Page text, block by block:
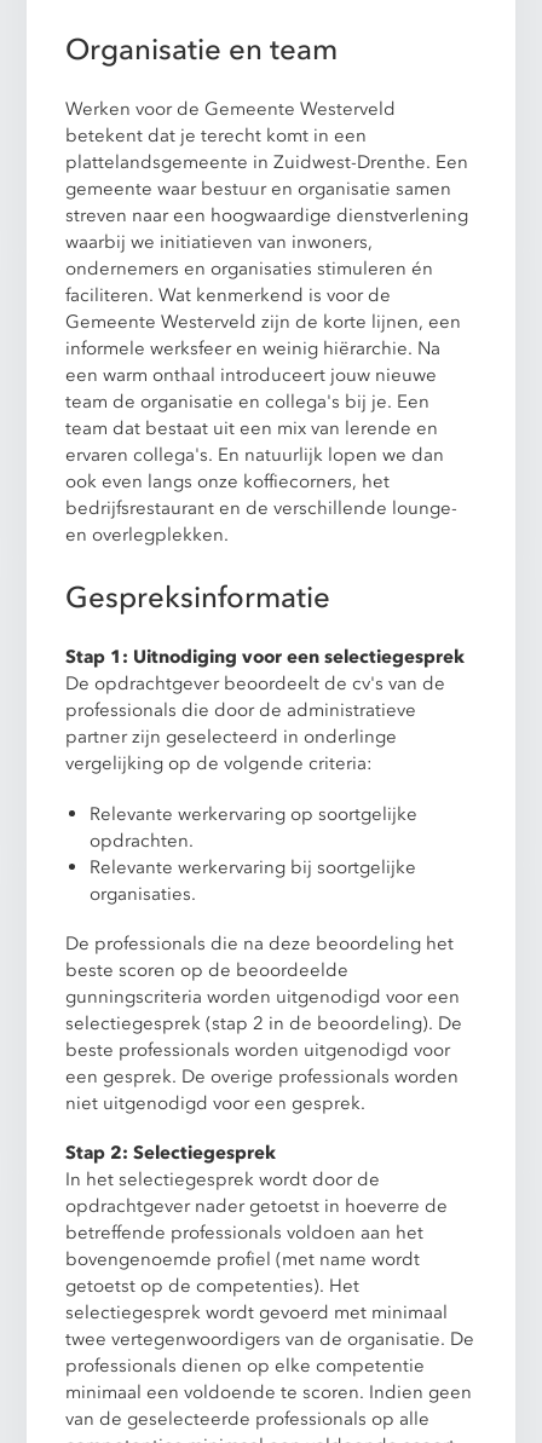
Organisatie en team
Werken voor de Gemeente Westerveld
betekent dat je terecht komt in een
plattelandsgemeente in Zuidwest-Drenthe. Een
gemeente waar bestuur en organisatie samen
streven naar een hoogwaardige dienstverlening
waarbij we initiatieven van inwoners,
ondernemers en organisaties stimuleren én
faciliteren. Wat kenmerkend is voor de
Gemeente Westerveld zijn de korte lijnen, een
informele werksfeer en weinig hiërarchie. Na
een warm onthaal introduceert jouw nieuwe
team de organisatie en collega's bij je. Een
team dat bestaat uit een mix van lerende en
ervaren collega's. En natuurlijk lopen we dan
ook even langs onze koffiecorners, het
bedrijfsrestaurant en de verschillende lounge-
en overlegplekken.
Gespreksinformatie
Stap 1: Uitnodiging voor een selectiegesprek
De opdrachtgever beoordeelt de cv's van de
professionals die door de administratieve
partner zijn geselecteerd in onderlinge
vergelijking op de volgende criteria:
Relevante werkervaring op soortgelijke
opdrachten.
Relevante werkervaring bij soortgelijke
organisaties.
De professionals die na deze beoordeling het
beste scoren op de beoordeelde
gunningscriteria worden uitgenodigd voor een
selectiegesprek (stap 2 in de beoordeling). De
beste professionals worden uitgenodigd voor
een gesprek. De overige professionals worden
niet uitgenodigd voor een gesprek.
Stap 2: Selectiegesprek
In het selectiegesprek wordt door de
opdrachtgever nader getoetst in hoeverre de
betreffende professionals voldoen aan het
bovengenoemde profiel (met name wordt
getoetst op de competenties). Het
selectiegesprek wordt gevoerd met minimaal
twee vertegenwoordigers van de organisatie. De
professionals dienen op elke competentie
minimaal een voldoende te scoren. Indien geen
van de geselecteerde professionals op alle